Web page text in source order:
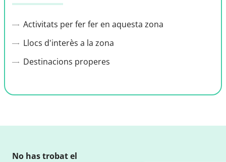
Activitats per fer fer en aquesta zona
Llocs d'interès a la zona
Destinacions properes
No has trobat el